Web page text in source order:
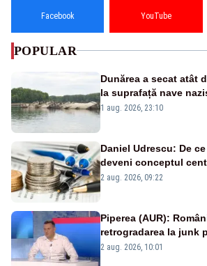
Facebook YouTube
POPULAR
Dunărea a secat atât
la suprafață nave
război mondial
1 aug. 2026, 23:10
Daniel Udrescu: De
deveni conceptul
viitoare?
2 aug. 2026, 09:22
Piperea (AUR):
retrogradarea la junk
catastrofă pentru
2 aug. 2026, 10:01